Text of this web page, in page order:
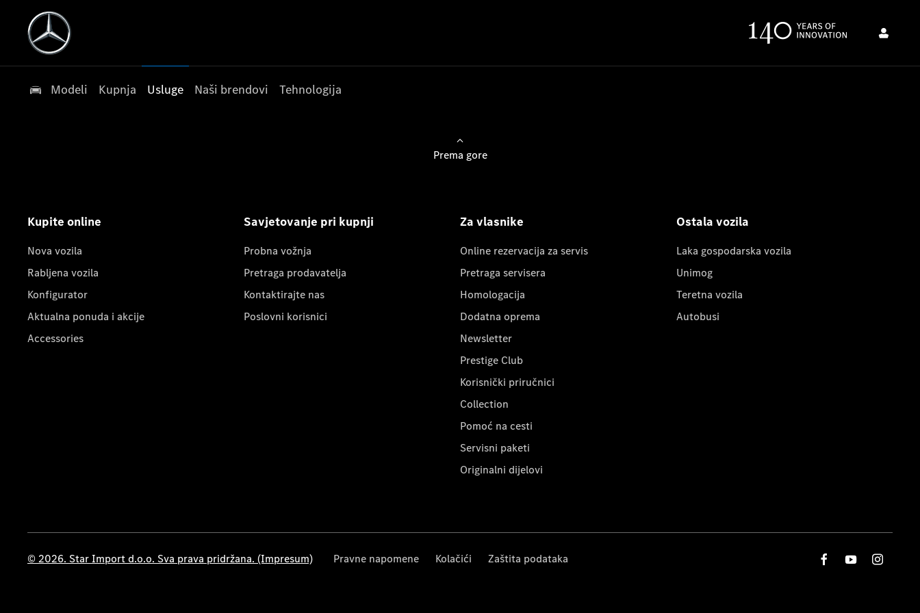
Modeli Kupnja Usluge Naši brendovi Tehnologija
Prema gore
Kupite online
Nova vozila
Rabljena vozila
Konfigurator
Aktualna ponuda i akcije
Accessories
Savjetovanje pri kupnji
Probna vožnja
Pretraga prodavatelja
Kontaktirajte nas
Poslovni korisnici
Za vlasnike
Online rezervacija za servis
Pretraga servisera
Homologacija
Dodatna oprema
Newsletter
Prestige Club
Korisnički priručnici
Collection
Pomoć na cesti
Servisni paketi
Originalni dijelovi
Ostala vozila
Laka gospodarska vozila
Unimog
Teretna vozila
Autobusi
© 2026. Star Import d.o.o. Sva prava pridržana. (Impresum) Pravne napomene Kolačići Zaštita podataka